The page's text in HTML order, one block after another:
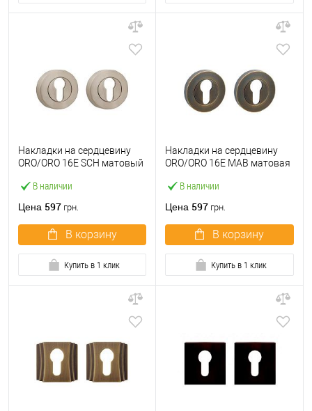
В наличии
Накладки на сердцевину
ORO/ORO 16E SCH матовый
Цена 597 грн.
В корзину
Купить в 1 клик
В наличии
Накладки на сердцевину
ORO/ORO 16E МАВ матовая
Цена 597 грн.
В корзину
Купить в 1 клик